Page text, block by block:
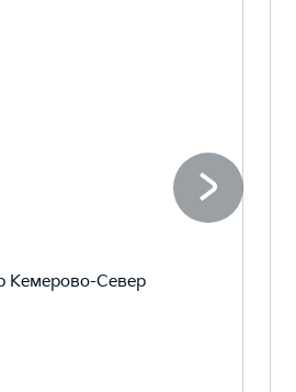
Кемерово-Север